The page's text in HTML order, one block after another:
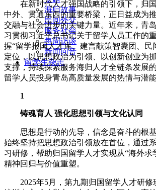
海归故事
民间外交
服务社会
每周访谈
新闻回音
留学生杂志
在新时代人才强国战略的引领下，归
中外、贯通东西的重要桥梁，正日益成为
交融与社会进步的关键力量。近年来，青
习贯彻习近平总书记关于留学人员工作的
握“留学报国人才库、建言献策智囊团、民
定位，以思想政治为引领、以创新创业为
支撑，持续探索服务海归人才全链条发展
留学人员投身青岛高质量发展的热情与潜能
1
铸魂育人 强化思想引领与文化认同
思想是行动的先导，信念是奋斗的根基
始终坚持把思想政治引领放在首位，通过
习研修，帮助归国留学人才实现从“海外求
精神回归与价值重塑。
2025年5月，第九期归国留学人才研修